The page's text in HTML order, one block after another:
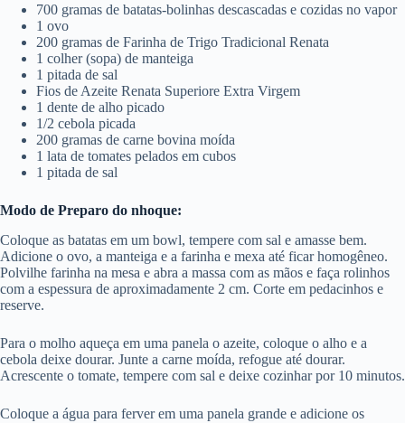
700 gramas de batatas-bolinhas descascadas e cozidas no vapor
1 ovo
200 gramas de Farinha de Trigo Tradicional Renata
1 colher (sopa) de manteiga
1 pitada de sal
Fios de Azeite Renata Superiore Extra Virgem
1 dente de alho picado
1/2 cebola picada
200 gramas de carne bovina moída
1 lata de tomates pelados em cubos
1 pitada de sal
Modo de Preparo do nhoque:
Coloque as batatas em um bowl, tempere com sal e amasse bem.
Adicione o ovo, a manteiga e a farinha e mexa até ficar homogêneo.
Polvilhe farinha na mesa e abra a massa com as mãos e faça rolinhos
com a espessura de aproximadamente 2 cm. Corte em pedacinhos e
reserve.
Para o molho aqueça em uma panela o azeite, coloque o alho e a
cebola deixe dourar. Junte a carne moída, refogue até dourar.
Acrescente o tomate, tempere com sal e deixe cozinhar por 10 minutos.
Coloque a água para ferver em uma panela grande e adicione os